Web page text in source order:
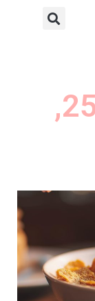
יום: ינואר ב25,